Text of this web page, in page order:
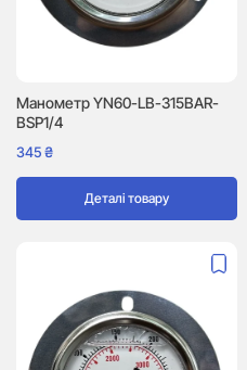
Манометр YN60-LB-315BAR-
BSP1/4
345₴
Деталі товару